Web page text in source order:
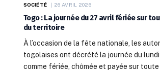
SOCIÉTÉ 26 AVRIL 2026
Togo : La journée du 27 avril fériée sur
du territoire
À l’occasion de la fête nationale, les
togolaises ont décrété la journée du
comme fériée, chômée et payée sur toute